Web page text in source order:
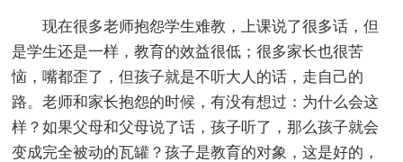
现在很多老师抱怨学生难教，上课说了很多话，但
是学生还是一样，教育的效益很低；很多家长也很苦
恼，嘴都歪了，但孩子就是不听大人的话，走自己的
路。老师和家长抱怨的时候，有没有想过：为什么会这
样？如果父母和父母说了话，孩子听了，那么孩子就会
变成完全被动的瓦罐？孩子是教育的对象，这是好的，